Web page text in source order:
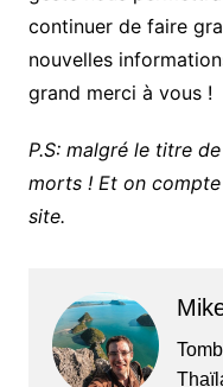
continuer de faire
nouvelles
grand merci à vous !
P.S: malgré le titre
morts ! Et on
site.